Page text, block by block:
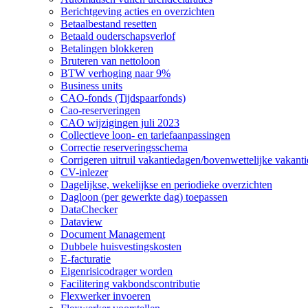
Berichtgeving acties en overzichten
Betaalbestand resetten
Betaald ouderschapsverlof
Betalingen blokkeren
Bruteren van nettoloon
BTW verhoging naar 9%
Business units
CAO-fonds (Tijdspaarfonds)
Cao-reserveringen
CAO wijzigingen juli 2023
Collectieve loon- en tariefaanpassingen
Correctie reserveringsschema
Corrigeren uitruil vakantiedagen/bovenwettelijke
CV-inlezer
Dagelijkse, wekelijkse en periodieke overzichten
Dagloon (per gewerkte dag) toepassen
DataChecker
Dataview
Document Management
Dubbele huisvestingskosten
E-facturatie
Eigenrisicodrager worden
Facilitering vakbondscontributie
Flexwerker invoeren